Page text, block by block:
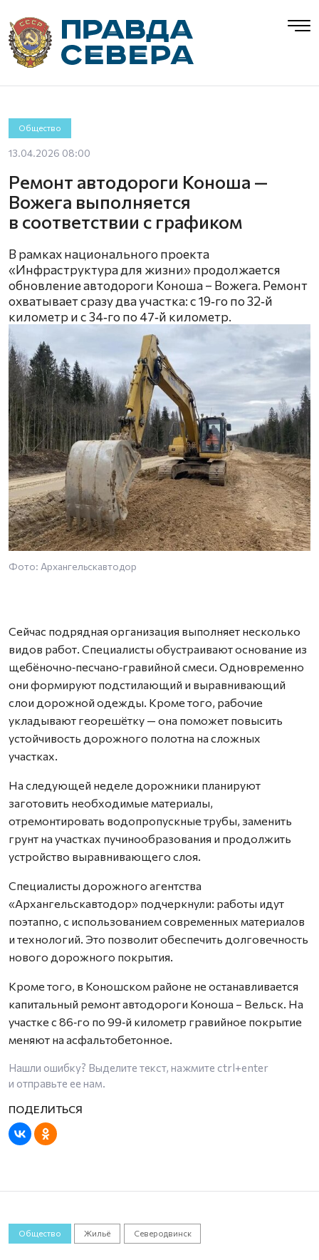
Общество
13.04.2026 08:00
Ремонт автодороги Коноша —
Вожега выполняется
в соответствии с графиком
В рамках национального проекта
«Инфраструктура для жизни» продолжается
обновление автодороги Коноша – Вожега. Ремонт
охватывает сразу два участка: с 19‑го по 32‑й
километр и с 34‑го по 47‑й километр.
Фото: Архангельскавтодор
Сейчас подрядная организация выполняет несколько
видов работ. Специалисты обустраивают основание из
щебёночно‑песчано‑гравийной смеси. Одновременно
они формируют подстилающий и выравнивающий
слои дорожной одежды. Кроме того, рабочие
укладывают георешётку — она поможет повысить
устойчивость дорожного полотна на сложных
участках.
На следующей неделе дорожники планируют
заготовить необходимые материалы,
отремонтировать водопропускные трубы, заменить
грунт на участках пучинообразования и продолжить
устройство выравнивающего слоя.
Специалисты дорожного агентства
«Архангельскавтодор» подчеркнули: работы идут
поэтапно, с использованием современных материалов
и технологий. Это позволит обеспечить долговечность
нового дорожного покрытия.
Кроме того, в Коношском районе не останавливается
капитальный ремонт автодороги Коноша – Вельск. На
участке с 86‑го по 99‑й километр гравийное покрытие
меняют на асфальтобетонное.
Нашли ошибку? Выделите текст, нажмите ctrl+enter
и отправьте ее нам.
Общество Жильё Северодвинск